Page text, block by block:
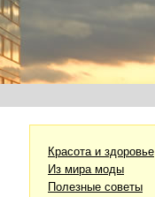
Красота и здоровье
Из мира моды
Полезные советы